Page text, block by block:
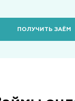
ПОЛУЧИТЬ ЗАЁМ